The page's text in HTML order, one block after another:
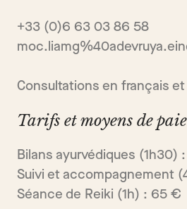
+33 (0)6 63 03 86 58
Consultations en français et
Tarifs et moyens de
Bilans ayurvédiques (1h30)
Suivi et accompagnement
Séance de Reiki (1h) : 65 €